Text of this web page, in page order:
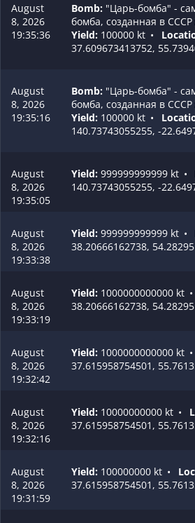
August
8, 2026
19:35:36
Bomb: "Царь-бомба" -
бомба, созданная в
Yield: 100000 kt •
37.609673413752,
August
8, 2026
19:35:16
Bomb: "Царь-бомба" -
бомба, созданная в
Yield: 100000 kt •
140.73743055255, -
August
8, 2026
19:35:05
Yield: 999999999999 kt •
140.73743055255, -
August
8, 2026
19:33:38
Yield: 999999999999 kt •
38.20666162738,
August
8, 2026
19:33:19
Yield: 1000000000000 kt •
38.20666162738,
August
8, 2026
19:32:42
Yield: 1000000000000 kt •
37.615958754501,
August
8, 2026
19:32:16
Yield: 10000000000 kt •
37.615958754501,
August
8, 2026
19:31:59
Yield: 100000000 kt •
37.615958754501,